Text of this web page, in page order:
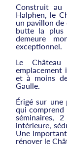
Construit au
Halphen, le
un pavillon de
butte la plus
demeure
exceptionnel.
Le
emplacement
et à moins
Gaulle.
Érigé sur une
qui comprend
séminaires,
intérieure,
Une
rénover le